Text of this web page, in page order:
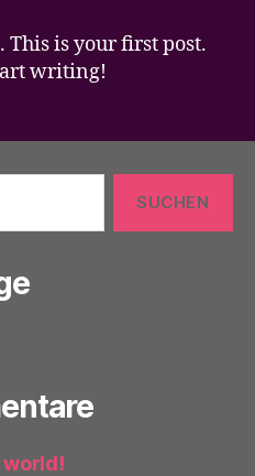
This is your first post.
writing!
world!